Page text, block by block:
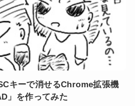
キーで消せるChrome拡張機
」を作ってみた